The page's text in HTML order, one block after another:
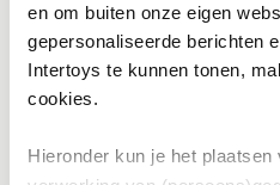
en om buiten onze eigen
gepersonaliseerde berichten
Intertoys te kunnen tonen,
cookies.
Hieronder kun je het
Al voor 4,99 thuisbezorgd.
Gratis retour en 30 dagen
Productomschrijving
Specificaties